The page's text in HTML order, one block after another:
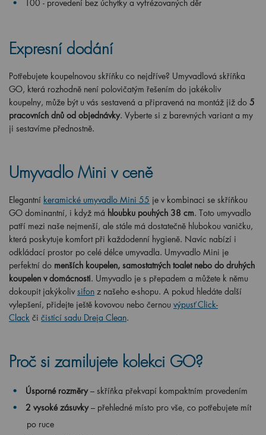
T00 - provedení bez úchytky a vyfrézovaných děr
Expresní dodání
Potřebujete koupelnovou skříňku co nejdříve? Umyvadlová skříňka
GO, která rozhodně není polovičatým řešením do jakékoliv
koupelny, může být u vás sestavená a připravená na montáž již do 5
pracovních dnů od objednávky. Vyberte si z barevných variant a my
ji sestavíme přednostně.
Umyvadlo Mini v ceně
Elegantní keramické umyvadlo Mini 55 je v kombinaci se skříňkou
GO dominantní, i když má hloubku pouhých 38 cm. Toto umyvadlo
patří mezi naše nejmenší, ale stále má dostatečně hlubokou vaničku,
která poskytuje komfort při každodenní hygieně. Navíc nabízí i
odkládací prostor po celé délce umyvadla. Umyvadlo Mini je
perfektní do menších koupelen, samostatných toalet nebo do druhých
koupelen v domácnosti. Umyvadlo je s přepadem a můžete k němu
dokoupit jakýkoliv sifon z našeho e-shopu. A pokud hledáte další
vylepšení, přidejte ještě kovovou nebo černou výpusť Click-
Clack či čistící sadu Dreja Clean.
Proč si zamilujete kolekci GO?
Úsporné rozměry – skříňka překvapí kompaktním provedením
2 vysoké zásuvky – přehledné místo pro vše, co potřebujete mít
po ruce